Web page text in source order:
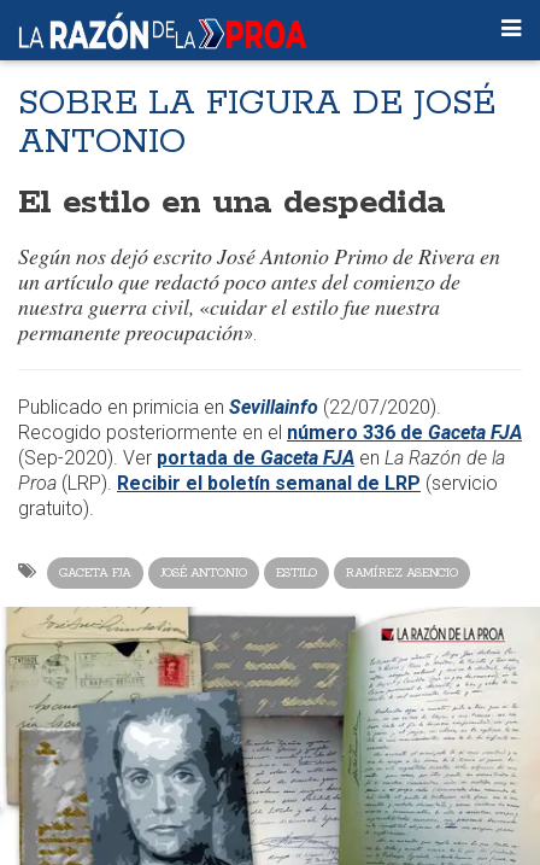
SOBRE LA FIGURA DE JOSÉ
ANTONIO
El estilo en una despedida
Según nos dejó escrito José Antonio Primo de Rivera en
un artículo que redactó poco antes del comienzo de
nuestra guerra civil, «cuidar el estilo fue nuestra
permanente preocupación».
Publicado en primicia en Sevillainfo (22/07/2020).
Recogido posteriormente en el número 336 de Gaceta FJA
(Sep-2020). Ver portada de Gaceta FJA en La Razón de la
Proa (LRP). Recibir el boletín semanal de LRP (servicio
gratuito).
GACETA FJA JOSÉ ANTONIO ESTILO RAMÍREZ ASENCIO